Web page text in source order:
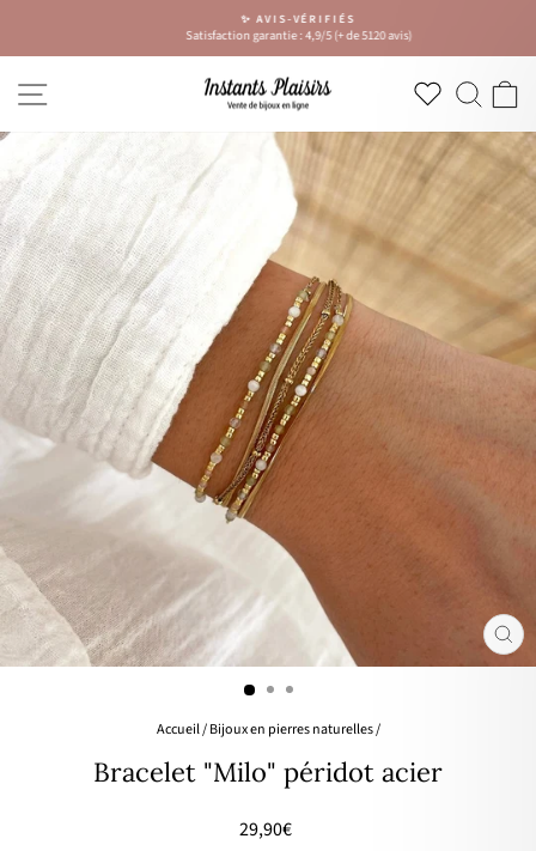
contenu
Diaporama
Pause
✨ AVIS-VÉRIFIÉS
Satisfaction garantie : 4,9/5 (+ de 5120 avis)
Accueil/ Bijoux en pierres naturelles/
Bracelet "Milo" péridot acier
Prix
29,90€